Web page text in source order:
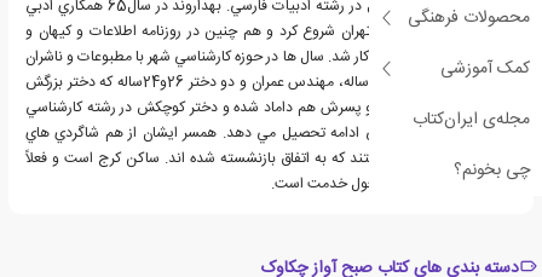
محصولات فرهنگی
کمک آموزشی
مجله‌ی ایران‌کتاب
چی بخونم؟
شروع شد و ادامه تحصيل در رشته ادبيات فارسي. بهداروند در سال65 همکاري ادبي
خود را با حوزه هنري در تهران شروع کرد و هم چنين در روزنامه اطلاعات و کيهان و
کيهان فرهنگي مشغول به کار شد. سال ها در حوزه کارشناسي شهر با مطبوعات و ناشران
کار کرد. داراي يک پسر31 ساله، مهندس عمران و دو دختر 26و24ساله که دختر بزرگش
به خانه بخت رفته است و پسرش هم داماد شده و دختر کوچکش در رشته کارشناسي
ارشد ترجمه زبان انگليسي ادامه تحصيل مي دهد. همسر ايشان از هم شاگردي هاي
دوران تحصيل ايشان هستند که به اتفاق بازنشسته شده اند. ساکن کرج است و فعلاً
هم در کيهان فرهنگي مشغول خدمت است.
دسته بندی های کتاب صبح آواز چکاوک